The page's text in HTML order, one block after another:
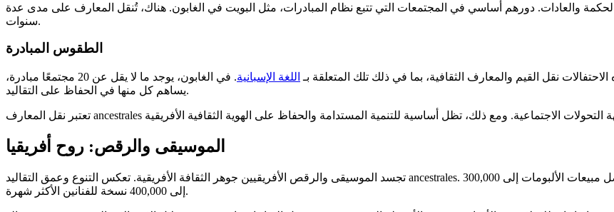
والعادات. دورهم أساسي في المجتمعات التي تتبع نظام المبادرات، مثل البويت في الغابون. هناك، تُنقل المعارف على مدى عدة
سنوات.
الطقوس المبادرة
نقل القيم والمعارف الثقافية، بما في ذلك تلك المتعلقة بـ اللغة الإسبانية
. في الغابون، يوجد ما لا يقل عن 20 مجتمعًا مبادرة،
يساهم كل منها في الحفاظ على التقاليد.
الموسيقى والرقص: روح أفريقيا
تجسد الموسيقى والرقص الأفريقيين جوهر الثقافة الأفريقية. تعكس التنوع وعمق التقاليد ancestrales. في كوت ديفوار، تُعتبر الساحة الموسيقية ديناميكية بشكل خاص، حيث تصل مبيعات الألبومات إلى 300,000
إلى 400,000 نسخة للفنانين الأكثر شهرة.